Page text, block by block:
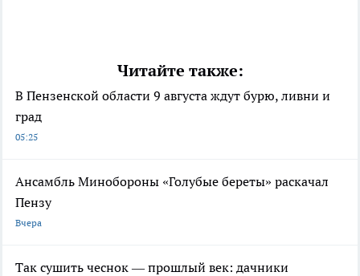
Читайте также:
В Пензенской области 9 августа ждут бурю, ливни и
град
05:25
Ансамбль Минобороны «Голубые береты» раскачал
Пензу
Вчера
Так сушить чеснок — прошлый век: дачники